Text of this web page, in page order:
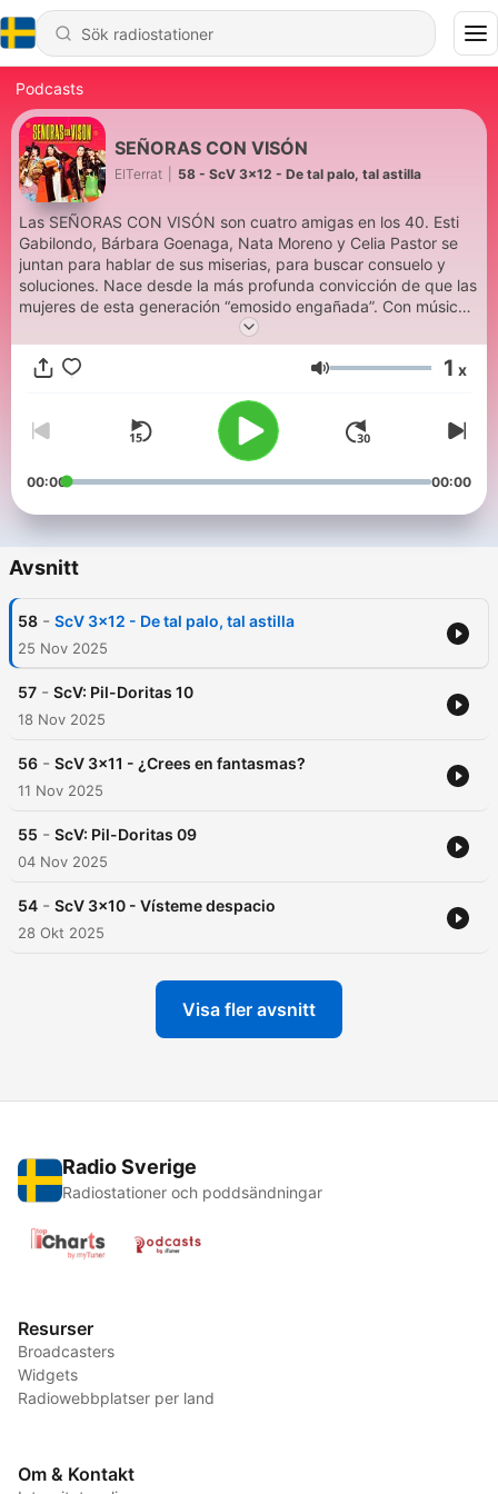
Podcasts
SEÑORAS CON VISÓN
ElTerrat 58 - ScV 3x12 - De tal palo, tal astilla
Las SEÑORAS CON VISÓN son cuatro amigas en los 40. Esti
Gabilondo, Bárbara Goenaga, Nata Moreno y Celia Pastor se
juntan para hablar de sus miserias, para buscar consuelo y
soluciones. Nace desde la más profunda convicción de que las
mujeres de esta generación “emosido engañada”. Con música
original de Ara Malikian, SEÑORAS CON VISÓN es una
producción de EL TERRAT.
Volym 1 x
00:00 00:00
Avsnitt
58 - ScV 3x12 - De tal palo, tal astilla
25 Nov 2025
57 - ScV: Pil-Doritas 10
18 Nov 2025
56 - ScV 3x11 - ¿Crees en fantasmas?
11 Nov 2025
55 - ScV: Pil-Doritas 09
04 Nov 2025
54 - ScV 3x10 - Vísteme despacio
28 Okt 2025
Visa fler avsnitt
Radio Sverige
Radiostationer och poddsändningar
Resurser
Broadcasters
Widgets
Radiowebbplatser per land
Om & Kontakt